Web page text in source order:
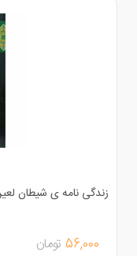
نامه ی شیطان لعین رجیم
56,000تومان